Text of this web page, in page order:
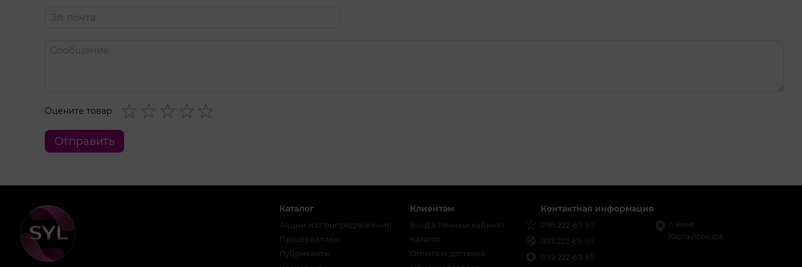
время работы до 60 минут
Оцените товар
Отправить
Каталог
Акции и спецпредложения
Презервативы
Лубриканты
Клиентам
Вход в личный кабинет
Каталог
Оплата и доставка
Контактная информация
096 222-69-69
073 222-69-69
099 222-69-69
г. Киев
Карта проезда